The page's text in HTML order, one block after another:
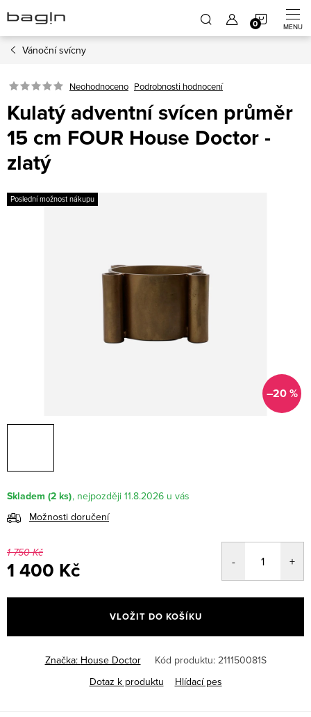
na
obsah
Vánoční svícny
Neohodnoceno Podrobnosti hodnocení
Kulatý adventní svícen průměr
15 cm FOUR House Doctor -
zlatý
Poslední možnost nákupu
–20 %
Skladem (2 ks)
11.8.2026
Možnosti doručení
1 750 Kč
1 400 Kč
cena:
VLOŽIT DO KOŠÍKU
Značka: House Doctor Kód produktu: 211150081S
Dotaz k produktu
Hlídací pes